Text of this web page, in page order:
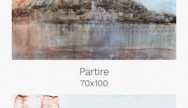
Partire
70x100